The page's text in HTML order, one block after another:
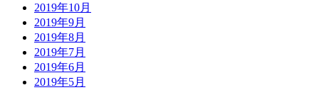
2019年10月
2019年9月
2019年8月
2019年7月
2019年6月
2019年5月